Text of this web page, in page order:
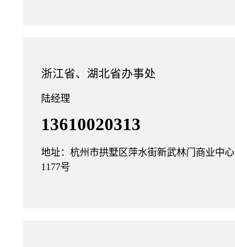
浙江省、湖北省办事处
陆经理
13610020313
地址：杭州市拱墅区萍水街新武林门商业中心
1177号